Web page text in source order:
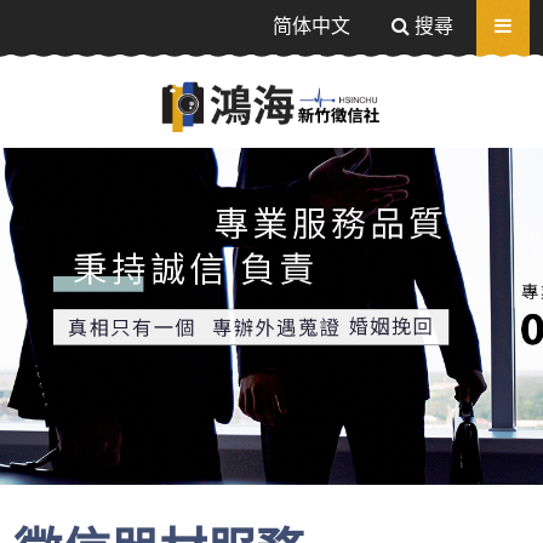
感情挽回、追蹤器定位-相信值得信任的徵信
送出
简体中文 搜尋